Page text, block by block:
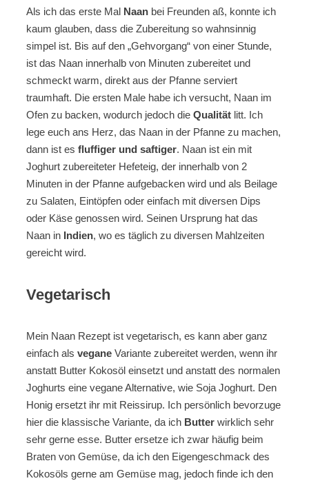
Als ich das erste Mal Naan bei Freunden aß, konnte ich
kaum glauben, dass die Zubereitung so wahnsinnig
simpel ist. Bis auf den „Gehvorgang“ von einer Stunde,
ist das Naan innerhalb von Minuten zubereitet und
schmeckt warm, direkt aus der Pfanne serviert
traumhaft. Die ersten Male habe ich versucht, Naan im
Ofen zu backen, wodurch jedoch die Qualität litt. Ich
lege euch ans Herz, das Naan in der Pfanne zu machen,
dann ist es fluffiger und saftiger. Naan ist ein mit
Joghurt zubereiteter Hefeteig, der innerhalb von 2
Minuten in der Pfanne aufgebacken wird und als Beilage
zu Salaten, Eintöpfen oder einfach mit diversen Dips
oder Käse genossen wird. Seinen Ursprung hat das
Naan in Indien, wo es täglich zu diversen Mahlzeiten
gereicht wird.
Vegetarisch
Mein Naan Rezept ist vegetarisch, es kann aber ganz
einfach als vegane Variante zubereitet werden, wenn ihr
anstatt Butter Kokosöl einsetzt und anstatt des normalen
Joghurts eine vegane Alternative, wie Soja Joghurt. Den
Honig ersetzt ihr mit Reissirup. Ich persönlich bevorzuge
hier die klassische Variante, da ich Butter wirklich sehr
sehr gerne esse. Butter ersetze ich zwar häufig beim
Braten von Gemüse, da ich den Eigengeschmack des
Kokosöls gerne am Gemüse mag, jedoch finde ich den